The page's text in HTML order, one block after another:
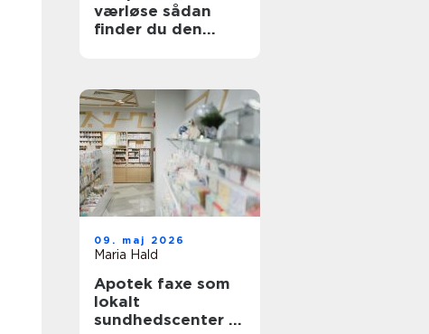
værløse sådan
finder du den
09. maj 2026
Maria Hald
Apotek faxe som
lokalt
sundhedscenter i